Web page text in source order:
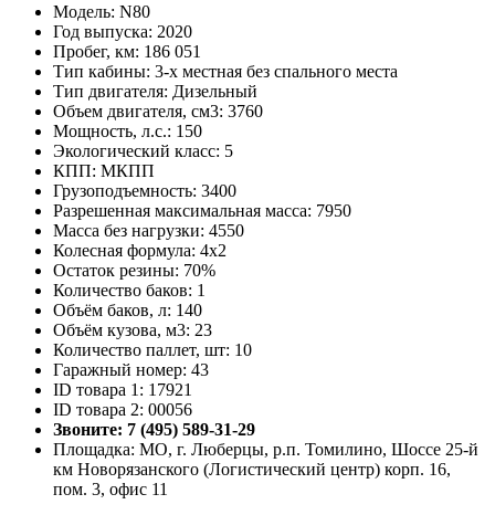
Модель: N80
Год выпуска: 2020
Пробег, км: 186 051
Тип кабины: 3-х местная без спального места
Тип двигателя: Дизельный
Объем двигателя, см3: 3760
Мощность, л.с.: 150
Экологический класс: 5
КПП: МКПП
Грузоподъемность: 3400
Разрешенная максимальная масса: 7950
Масса без нагрузки: 4550
Колесная формула: 4х2
Остаток резины: 70%
Количество баков: 1
Объём баков, л: 140
Объём кузова, м3: 23
Количество паллет, шт: 10
Гаражный номер: 43
ID товара 1: 17921
ID товара 2: 00056
Звоните: 7 (495) 589-31-29
Площадка: МО, г. Люберцы, р.п. Томилино, Шоссе 25-й
км Новорязанского (Логистический центр) корп. 16,
пом. 3, офис 11